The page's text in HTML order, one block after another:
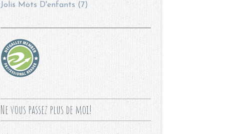
Jolis Mots D'enfants (7)
Ne vous passez plus de moi!